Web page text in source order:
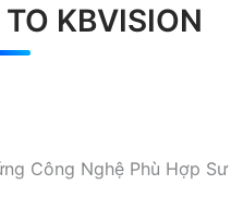
KBVISION
Công Nghệ Phù Hợp Sư